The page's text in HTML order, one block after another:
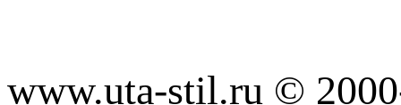
www.uta-stil.ru ©